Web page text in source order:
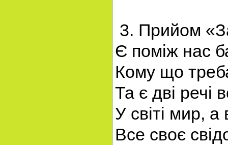
3. Прийом
Є поміж нас
Кому що
Та є дві речі
У світі мир,
Все своє